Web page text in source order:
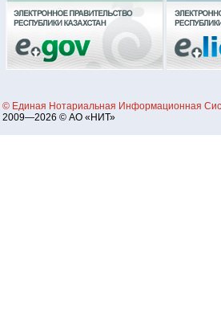
© Единая Нотариальная Информационная
2009—2026 © АО «НИТ»